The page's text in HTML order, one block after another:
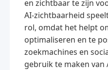
en zichtbaar te zijn
AI-zichtbaarheid
rol, omdat het helpt
optimaliseren en te
zoekmachines en
gebruik te maken van